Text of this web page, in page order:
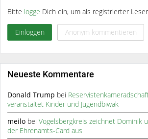
Bitte logge Dich ein, um als registrierter
Einloggen Anonym kommentieren
Neueste Kommentare
Donald Trump bei
veranstaltet Kinder und Jugendbiwak
meilo beiVogelsbergkreis zeichnet Dominik
der Ehrenamts-Card aus